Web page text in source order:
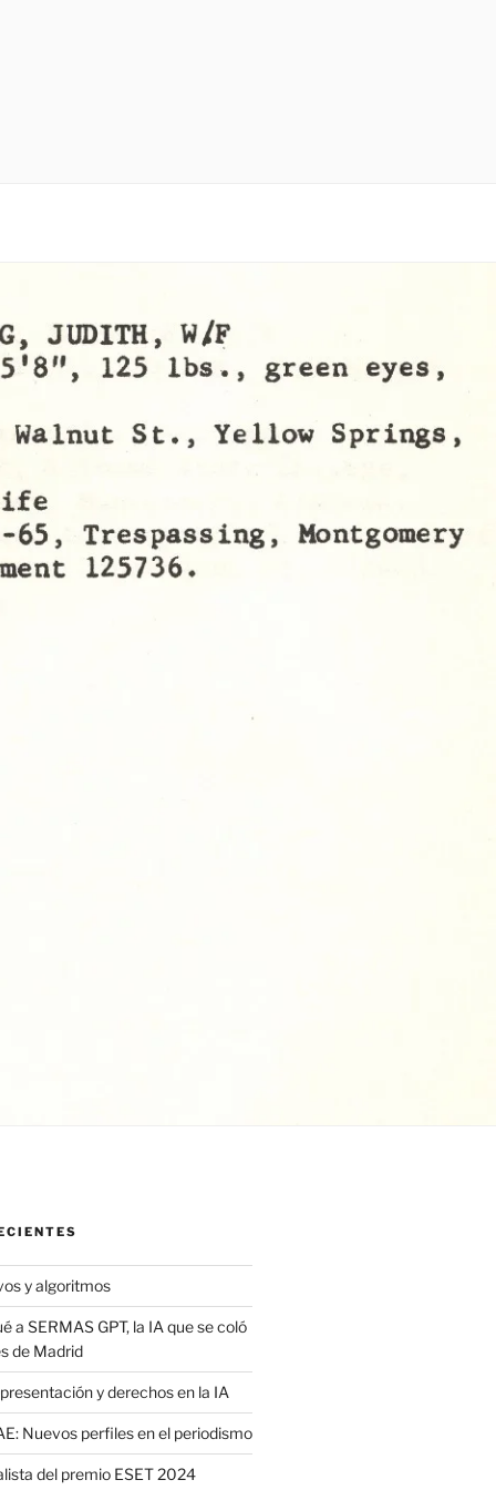
y algoritmos
a SERMAS GPT, la IA que se coló
de Madrid
y derechos en la IA
Nuevos perfiles en el periodismo
del premio ESET 2024